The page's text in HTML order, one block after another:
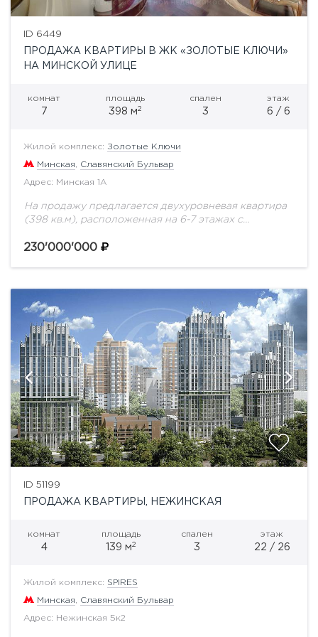
ID 6449
ПРОДАЖА КВАРТИРЫ В ЖК «ЗОЛОТЫЕ КЛЮЧИ»
НА МИНСКОЙ УЛИЦЕ
комнат
7
площадь
398 м2
спален
3
этаж
6 / 6
Жилой комплекс: Золотые Ключи
Минская Славянский Бульвар
Адрес: Минская 1А
На продажу предлагается двухуровневая квартира
(398 кв.м), расположенная на 6-7 этажах с
квартире предусмотрено 4 спальни и кабинет. Два
230'000'000
ID 51199
ПРОДАЖА КВАРТИРЫ, НЕЖИНСКАЯ
комнат
4
площадь
139 м2
спален
3
этаж
22 / 26
Жилой комплекс: SPIRES
Минская Славянский Бульвар
Адрес: Нежинская 5к2